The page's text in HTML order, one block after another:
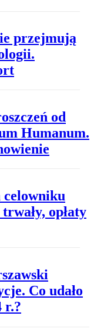
przejmują
od
Humanum.
celowniku
opłaty
Co udało
r.?